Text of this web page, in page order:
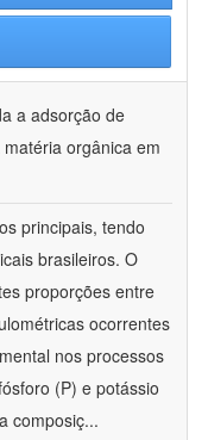
a adsorção de
orgânica em
principais, tendo
brasileiros. O
proporções entre
ocorrentes
nos processos
(P) e potássio
composiç...